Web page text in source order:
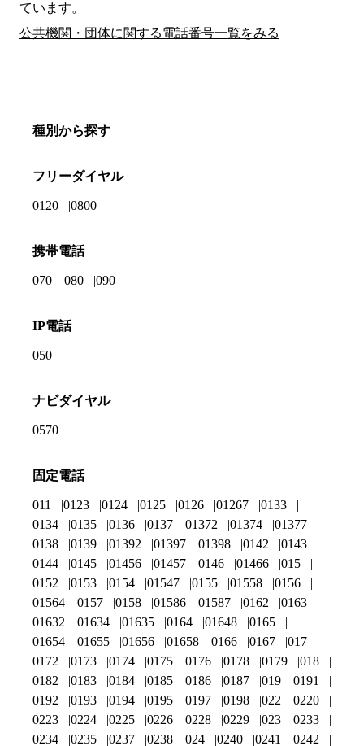
ています。
公共機関・団体に関する電話番号一覧をみる
種別から探す
フリーダイヤル
0120 0800
携帯電話
070 080 090
IP電話
050
ナビダイヤル
0570
固定電話
011 0123 0124 0125 0126 01267
0133
0134
0135 0136 0137 01372 01374
01377
0138
0139 01392 01397 01398 0142
0143
0144
0145 01456 01457 0146 01466
015
0152
0153 0154 01547 0155 01558
0156
01564
0157 0158 01586 01587 0162
0163
01632
01634 01635 0164 01648
0165
01654
01655 01656 01658 0166 0167
017
0172
0173 0174 0175 0176 0178 0179
018
0182
0183 0184 0185 0186 0187 019
0191
0192
0193 0194 0195 0197 0198 022
0220
0223
0224 0225 0226 0228 0229 023
0233
0234
0235 0237 0238 024 0240 0241 0242